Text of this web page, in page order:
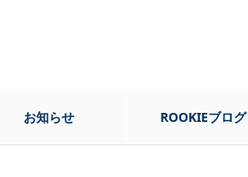
お知らせ ROOKIEブログ